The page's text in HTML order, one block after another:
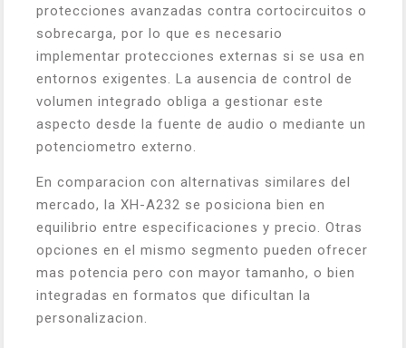
protecciones avanzadas contra cortocircuitos o
sobrecarga, por lo que es necesario
implementar protecciones externas si se usa en
entornos exigentes. La ausencia de control de
volumen integrado obliga a gestionar este
aspecto desde la fuente de audio o mediante un
potenciometro externo.
En comparacion con alternativas similares del
mercado, la XH-A232 se posiciona bien en
equilibrio entre especificaciones y precio. Otras
opciones en el mismo segmento pueden ofrecer
mas potencia pero con mayor tamanho, o bien
integradas en formatos que dificultan la
personalizacion.